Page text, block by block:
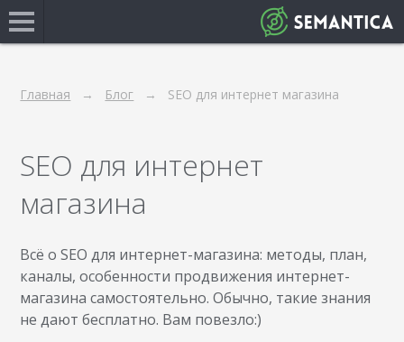
Главная Блог SEO для интернет магазина
SEO для интернет
магазина
Всё о SEO для интернет-магазина: методы, план,
каналы, особенности продвижения интернет-
магазина самостоятельно. Обычно, такие знания
не дают бесплатно. Вам повезло:)